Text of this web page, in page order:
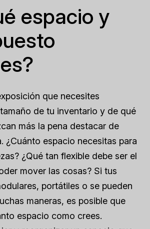
espacio y
que necesites
de tu inventario y de qué
más la pena destacar de
¿Cuánto espacio necesitas para
¿Qué tan flexible debe ser el
mover las cosas? Si tus
portátiles o se pueden
maneras, es posible que
espacio como crees.